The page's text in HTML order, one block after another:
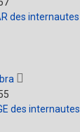
des internautes
des internautes